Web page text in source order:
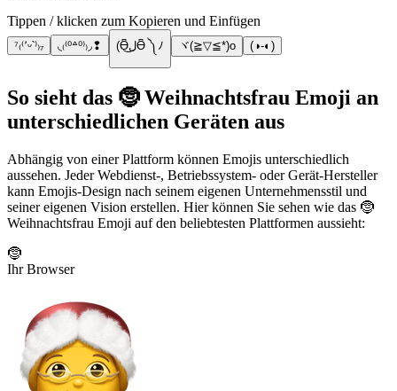
Tippen / klicken zum Kopieren und Einfügen
⁷₍⁽՚ᵕ՝⁾₎₇ ◟₍⁽⁰꒫⁰⁾₎◞❢ (Ɵ͆ل͜Ɵ͆ ༽ﾉ ヾ(≧▽≦*)o (◑-◐)
So sieht das 🤶 Weihnachtsfrau Emoji an
unterschiedlichen Geräten aus
Abhängig von einer Plattform können Emojis unterschiedlich
aussehen. Jeder Webdienst-, Betriebssystem- oder Gerät-Hersteller
kann Emojis-Design nach seinem eigenen Unternehmensstil und
seiner eigenen Vision erstellen. Hier können Sie sehen wie das 🤶
Weihnachtsfrau Emoji auf den beliebtesten Plattformen aussieht:
🤶
Ihr Browser